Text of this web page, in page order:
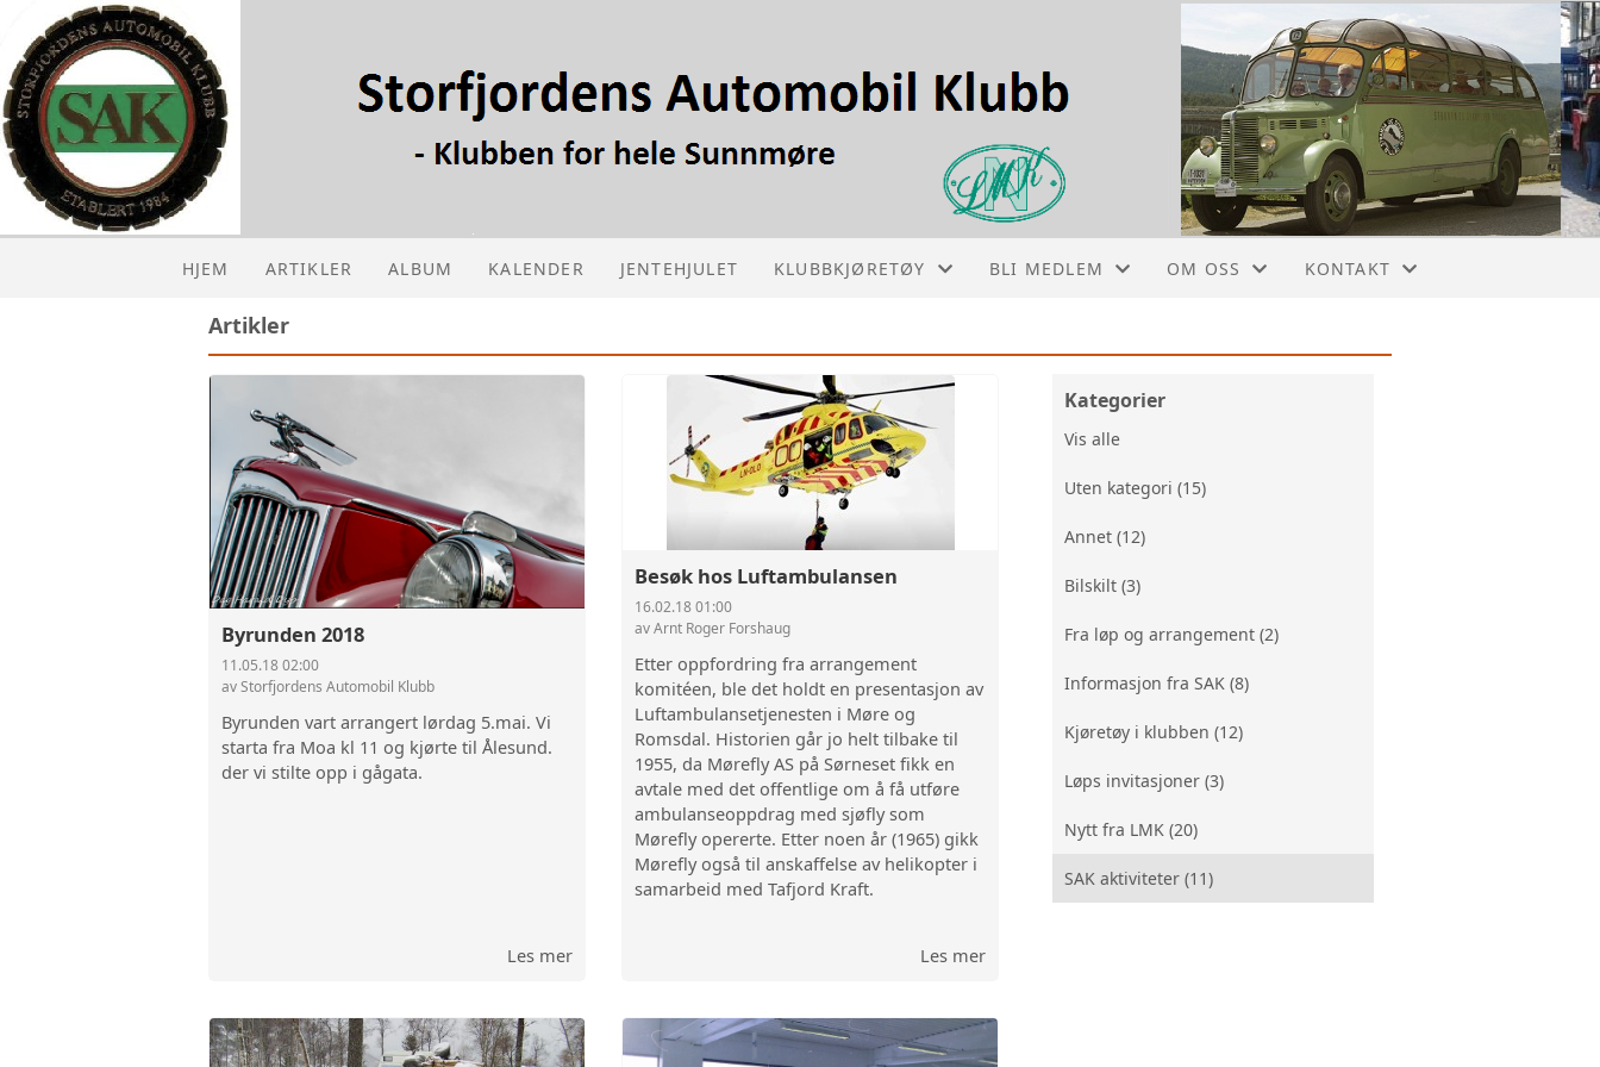
HJEM ARTIKLER ALBUM KALENDER JENTEHJULET KLUBBKJØRETØY
1957 MAGIRUS BRANNBIL
1949 BEDFORD OB BUSS
1966 MORRIS 1/2 TON VAN
1923 FIAT 501
1926 MORRIS COWLEY TRAKTORBIL
BLI MEDLEM OM OSS
KLUBBVERKSTED
KONTAKT
Artikler
Byrunden 2018
11.05.18 02:00
av Storfjordens Automobil Klubb
Byrunden vart arrangert lørdag 5.mai. Vi
starta fra Moa kl 11 og kjørte til Ålesund.
der vi stilte opp i gågata.
Les mer
Besøk hos Luftambulansen
16.02.18 01:00
av Arnt Roger Forshaug
Etter oppfordring fra arrangement
komitéen, ble det holdt en presentasjon av
Luftambulansetjenesten i Møre og
Romsdal. Historien går jo helt tilbake til
1955, da Mørefly AS på Sørneset fikk en
avtale med det offentlige om å få utføre
ambulanseoppdrag med sjøfly som
Mørefly opererte. Etter noen år (1965) gikk
Mørefly også til anskaffelse av helikopter i
samarbeid med Tafjord Kraft.
Les mer
Kategorier
Vis alle
Uten kategori (15)
Annet (12)
Bilskilt (3)
Fra løp og arrangement (2)
Informasjon fra SAK (8)
Kjøretøy i klubben (12)
Løps invitasjoner (3)
Nytt fra LMK (20)
SAK aktiviteter (11)